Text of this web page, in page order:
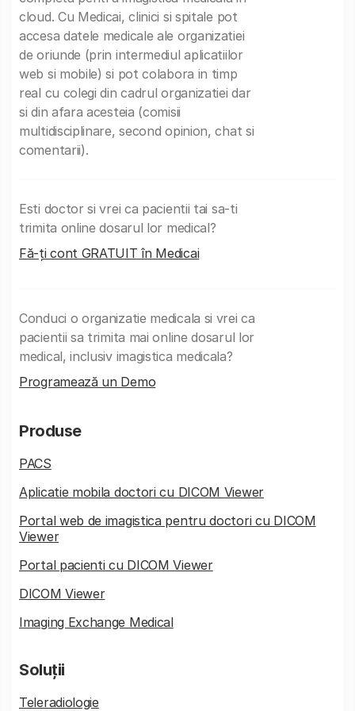
cloud. Cu Medicai, clinici si spitale pot
accesa datele medicale ale organizatiei
de oriunde (prin intermediul aplicatiilor
web si mobile) si pot colabora in timp
real cu colegi din cadrul organizatiei dar
si din afara acesteia (comisii
multidisciplinare, second opinion, chat si
comentarii).
Esti doctor si vrei ca pacientii tai sa-ti
trimita online dosarul lor medical?
Fă-ți cont GRATUIT în Medicai
Conduci o organizatie medicala si vrei ca
pacientii sa trimita mai online dosarul lor
medical, inclusiv imagistica medicala?
Programează un Demo
Produse
PACS
Aplicatie mobila doctori cu DICOM Viewer
Portal web de imagistica pentru doctori cu DICOM
Viewer
Portal pacienti cu DICOM Viewer
DICOM Viewer
Imaging Exchange Medical
Soluții
Teleradiologie